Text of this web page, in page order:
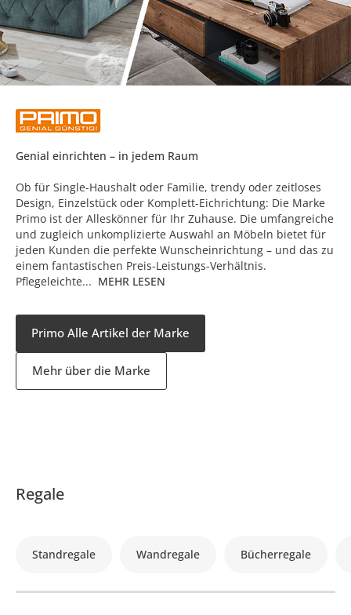
Genial einrichten – in jedem Raum
Ob für Single-Haushalt oder Familie, trendy oder zeitloses
Design, Einzelstück oder Komplett-Eichrichtung: Die Marke
Primo ist der Alleskönner für Ihr Zuhause. Die umfangreiche
und zugleich unkomplizierte Auswahl an Möbeln bietet für
jeden Kunden die perfekte Wunscheinrichtung – und das zu
einem fantastischen Preis-Leistungs-Verhältnis.
Pflegeleichte... MEHR LESEN
Primo Alle Artikel der Marke
Mehr über die Marke
Regale
Standregale Wandregale Bücherregale